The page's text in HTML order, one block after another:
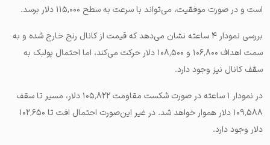
است و در صورت موفقیت، می‌تواند با سرعت به سطح ۱۱۵,۰۰۰ دلار برسد.
بررسی نمودار ۴ ساعته نشان می‌دهد که قیمت از کانال رنج خارج شده و به
سمت اهداف ۱۰۶٬۸۰۰ و ۱۰۸٬۵۰۰ دلار حرکت می‌کند، اما احتمال پولبک به
سقف کانال نیز وجود دارد.
در نمودار ۱ ساعته در صورت شکست مقاومت ۱۰۵٬۸۲۲ دلار، مسیر تا سقف
۱۰۹٬۵۸۸ دلار هموار خواهد شد. در غیر این‌صورت احتمال افت تا ۱۰۲٬۶۵۰
دلار وجود دارد.